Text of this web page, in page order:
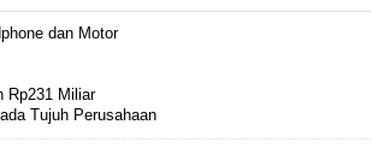
dan Motor
Rp231 Miliar
Tujuh Perusahaan